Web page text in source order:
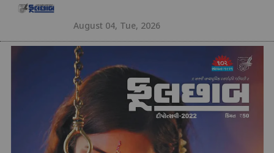
August 04, Tue, 2026